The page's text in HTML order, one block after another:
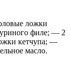
ложки
филе; — 2
кетчупа; —
масло.